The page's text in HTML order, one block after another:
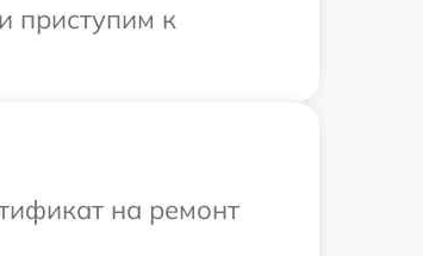
приступим к
на ремонт